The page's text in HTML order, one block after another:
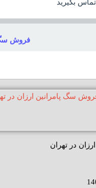
بگيريد
فروش سگ
در تهران